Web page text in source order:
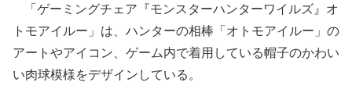
「ゲーミングチェア『モンスターハンターワイルズ』オ
トモアイルー」は、ハンターの相棒「オトモアイルー」の
アートやアイコン、ゲーム内で着用している帽子のかわい
い肉球模様をデザインしている。